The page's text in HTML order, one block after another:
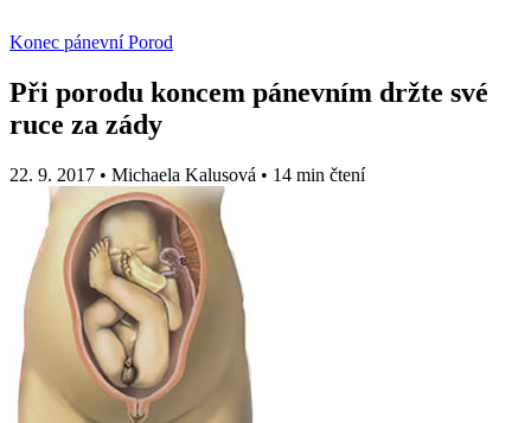
Konec pánevníPorod
Při porodu koncem pánevním držte své
ruce za zády
22. 9. 2017 • Michaela Kalusová • 14 min čtení